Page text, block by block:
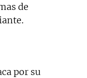
de
por su